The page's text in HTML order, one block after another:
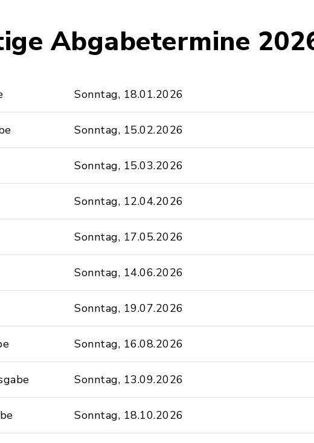
Abgabetermine
Sonntag, 18.01.2026
Sonntag, 15.02.2026
Sonntag, 15.03.2026
Sonntag, 12.04.2026
Sonntag, 17.05.2026
Sonntag, 14.06.2026
Sonntag, 19.07.2026
Sonntag, 16.08.2026
Sonntag, 13.09.2026
Sonntag, 18.10.2026